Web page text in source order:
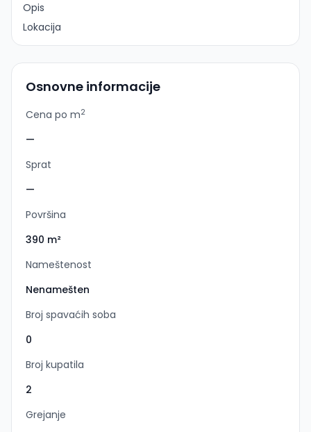
Opis
Lokacija
Osnovne informacije
Cena po m2
—
Sprat
—
Površina
390 m²
Nameštenost
Nenamešten
Broj spavaćih soba
0
Broj kupatila
2
Grejanje